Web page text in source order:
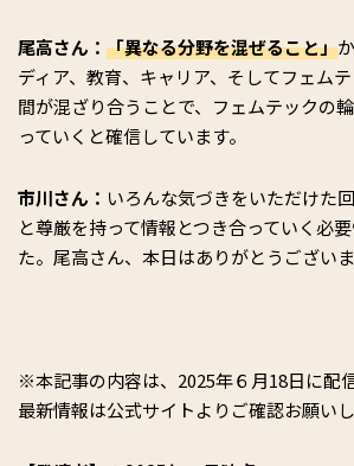
尾高さん： 「異なる分野を混ぜること」
ディア、教育、キャリア、そしてフェム
間が混ざり合うことで、フェムテックの
っていくと確信しています。
市川さん： いろんな気づきをいただけた
と尊厳を持って情報とつき合っていく必
た。尾高さん、本日はありがとうございま
※本記事の内容は、2025年６月18日に配
最新情報は公式サイトよりご確認お願いし